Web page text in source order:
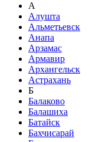
А
Алушта
Альметьевск
Анапа
Арзамас
Армавир
Архангельск
Астрахань
Б
Балаково
Балашиха
Батайск
Бахчисарай